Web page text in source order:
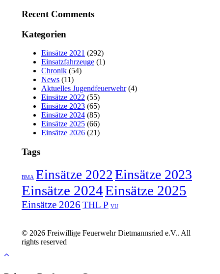
Recent Comments
Kategorien
Einsätze 2021 (292)
Einsatzfahrzeuge (1)
Chronik (54)
News (11)
Aktuelles Jugendfeuerwehr(4)
Einsätze 2022 (55)
Einsätze 2023 (65)
Einsätze 2024 (85)
Einsätze 2025 (66)
Einsätze 2026 (21)
Tags
BMA Einsätze 2022 Einsätze 2023
Einsätze 2024Einsätze 2025
Einsätze 2026 THL P VU
© 2026 Freiwillige Feuerwehr Dietmannsried e.V.. All
rights reserved